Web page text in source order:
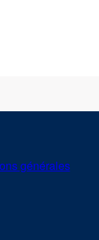
générales